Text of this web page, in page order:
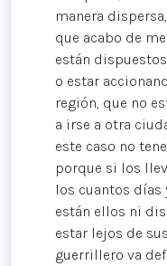
manera
que acabo de
están
o estar
región, que no
a irse a otra
este caso no
porque si los
los cuantos días
están ellos ni
estar lejos de
guerrillero va